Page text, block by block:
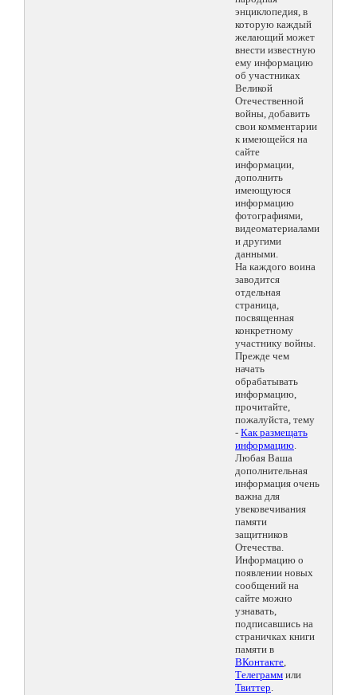
энциклопедия, в
которую каждый
желающий может
внести известную
ему информацию
об участниках
Великой
Отечественной
войны, добавить
свои комментарии
к имеющейся на
сайте
информации,
дополнить
имеющуюся
информацию
фотографиями,
видеоматериалами
и другими
данными.
На каждого воина
заводится
отдельная
страница,
посвященная
конкретному
участнику войны.
Прежде чем
начать
обрабатывать
информацию,
прочитайте,
пожалуйста, тему
- Как размещать
информацию.
Любая Ваша
дополнительная
информация очень
важна для
увековечивания
памяти
защитников
Отечества.
Информацию о
появлении новых
сообщений на
сайте можно
узнавать,
подписавшись на
страничках книги
памяти в
ВКонтакте,
Телеграмм или
Твиттер.